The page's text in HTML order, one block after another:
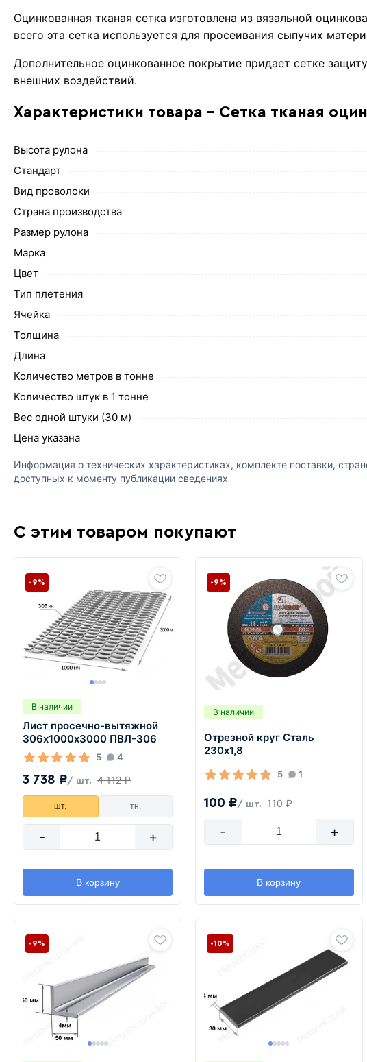
Оцинкованная тканая сетка изготовлена из вязальной
всего эта сетка используется для просеивания сыпучих
Дополнительное оцинкованное покрытие придает сетке
внешних воздействий.
Характеристики товара - Сетка тканая
Высота рулона
Стандарт
Вид проволоки
Страна производства
Размер рулона
Марка
Цвет
Тип плетения
Ячейка
Толщина
Длина
Количество метров в тонне
Количество штук в 1 тонне
Вес одной штуки (30 м)
Цена указана
Информация о технических характеристиках, комплекте поставки,
доступных к моменту публикации сведениях
С этим товаром покупают
В наличии
Лист просечно-вытяжной
306х1000х3000 ПВЛ-306
5 4
3 738 ₽/ шт. 4 112 ₽
-9%
шт. тн.
- +
В корзину
В наличии
Отрезной круг Сталь
230х1,8
5 1
100 ₽/ шт. 110 ₽
-9%
- +
В корзину
-9% -10%